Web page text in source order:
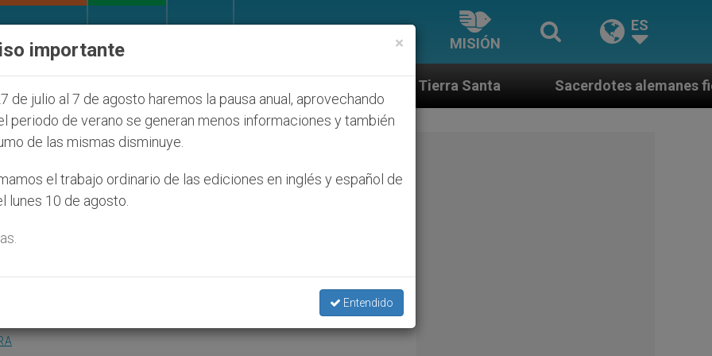
MISIÓN
ES
afecta a cristianos (y no sólo) en Tierra Santa Sacerdotes alemanes fieles al Papa contestan
sabia analfabeta”, será
Luigi Porsi
×
importante
de julio al 7 de agosto haremos la pausa anual, aprovechando
periodo de verano se generan menos informaciones y también
de las mismas disminuye.
el trabajo ordinario de las ediciones en inglés y español de
lunes 10 de agosto.
Entendido